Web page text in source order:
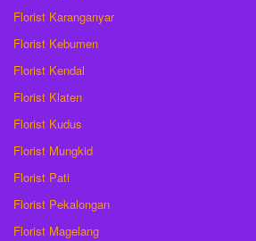
Florist Karanganyar
Florist Kebumen
Florist Kendal
Florist Klaten
Florist Kudus
Florist Mungkid
Florist Pati
Florist Pekalongan
Florist Magelang